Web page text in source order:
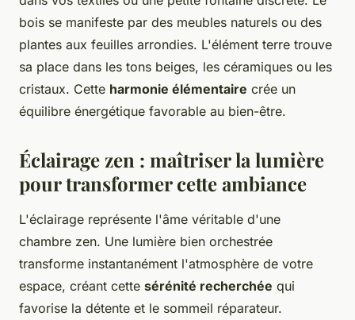
bois se manifeste par des meubles naturels ou des
plantes aux feuilles arrondies. L'élément terre trouve
sa place dans les tons beiges, les céramiques ou les
cristaux. Cette harmonie élémentaire crée un
équilibre énergétique favorable au bien-être.
Éclairage zen : maîtriser la lumière
pour transformer cette ambiance
L'éclairage représente l'âme véritable d'une
chambre zen. Une lumière bien orchestrée
transforme instantanément l'atmosphère de votre
espace, créant cette sérénité recherchée qui
favorise la détente et le sommeil réparateur.